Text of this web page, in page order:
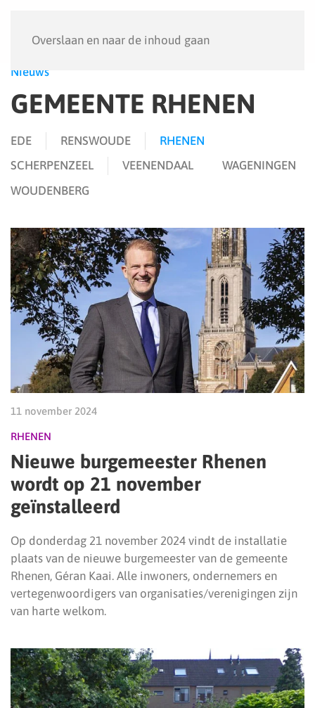
Overslaan en naar de inhoud gaan
Nieuws
GEMEENTE RHENEN
EDE RENSWOUDE
RHENEN
SCHERPENZEEL
VEENENDAAL
WAGENINGEN
WOUDENBERG
11 november 2024
RHENEN
Nieuwe burgemeester Rhenen
wordt op 21 november
geïnstalleerd
Op donderdag 21 november 2024 vindt de installatie
plaats van de nieuwe burgemeester van de gemeente
Rhenen, Géran Kaai. Alle inwoners, ondernemers en
vertegenwoordigers van organisaties/verenigingen zijn
van harte welkom.